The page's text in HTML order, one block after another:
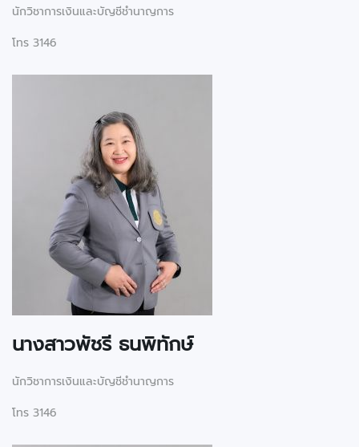
นักวิชาการเงินและบัญชีชำนาญการ
โทร 3146
นางสาวพัชรี ธนพิทักษ์
นักวิชาการเงินและบัญชีชำนาญการ
โทร 3146